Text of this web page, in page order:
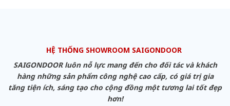
HỆ THỐNG SHOWROOM SAIGONDOOR
SAIGONDOOR luôn nỗ lực mang đến cho đối tác và khách
hàng những sản phẩm công nghệ cao cấp, có giá trị gia
tăng tiện ích, sáng tạo cho cộng đồng một tương lai tốt đẹp
hơn!